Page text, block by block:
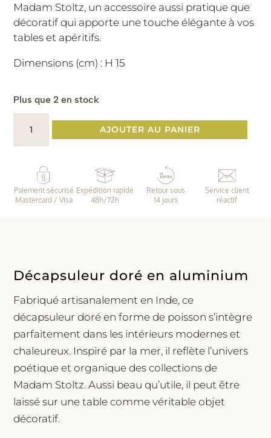
Madam Stoltz, un accessoire aussi pratique que
décoratif qui apporte une touche élégante à vos
tables et apéritifs.
Dimensions (cm) : H 15
Plus que 2 en stock
quantité
Décapsuleur
poisson
|
AJOUTER AU PANIER
Paiement sécurisé
Mastercard / Visa
Expédition rapide
48h/72h
Retour sous
14 jours
Service client
réactif
Décapsuleur doré en aluminium
Fabriqué artisanalement en Inde, ce
décapsuleur doré en forme de poisson s’intègre
parfaitement dans les intérieurs modernes et
chaleureux. Inspiré par la mer, il reflète l’univers
poétique et organique des collections de
Madam Stoltz. Aussi beau qu’utile, il peut être
laissé sur une table comme véritable objet
décoratif.